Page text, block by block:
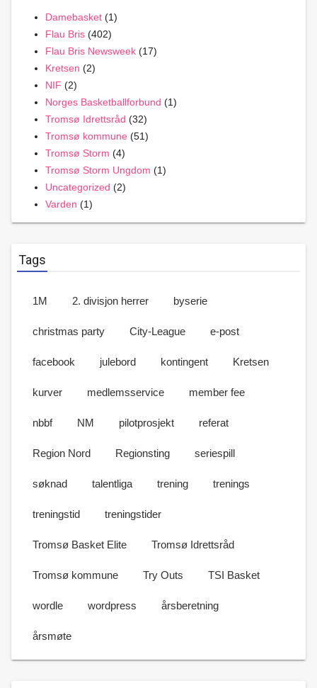
Damebasket (1)
Flau Bris (402)
Flau Bris Newsweek (17)
Kretsen (2)
NIF (2)
Norges Basketballforbund (1)
Tromsø Idrettsråd (32)
Tromsø kommune (51)
Tromsø Storm (4)
Tromsø Storm Ungdom (1)
Uncategorized (2)
Varden (1)
Tags
1M 2. divisjon herrer byserie
christmas party City-League e-post
facebook julebord kontingent Kretsen
kurver medlemsservice member fee
nbbf NM pilotprosjekt referat
Region Nord Regionsting seriespill
søknad talentliga trening trenings
treningstid treningstider
Tromsø Basket Elite Tromsø Idrettsråd
Tromsø kommune Try Outs TSI Basket
wordle wordpress årsberetning
årsmøte